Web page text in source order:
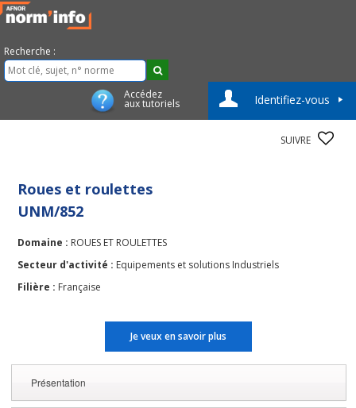
Recherche :
Accédez
aux tutoriels Identifiez-vous
SUIVRE
Roues et roulettes
UNM/852
Domaine : ROUES ET ROULETTES
Secteur d'activité : Equipements et solutions Industriels
Filière : Française
Je veux en savoir plus
Présentation